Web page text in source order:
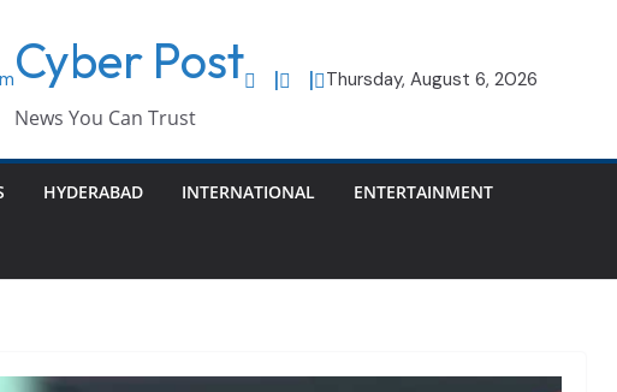
Cyber Post
News You Can Trust
Thursday, August 6, 2026
HYDERABAD INTERNATIONAL ENTERTAINMENT